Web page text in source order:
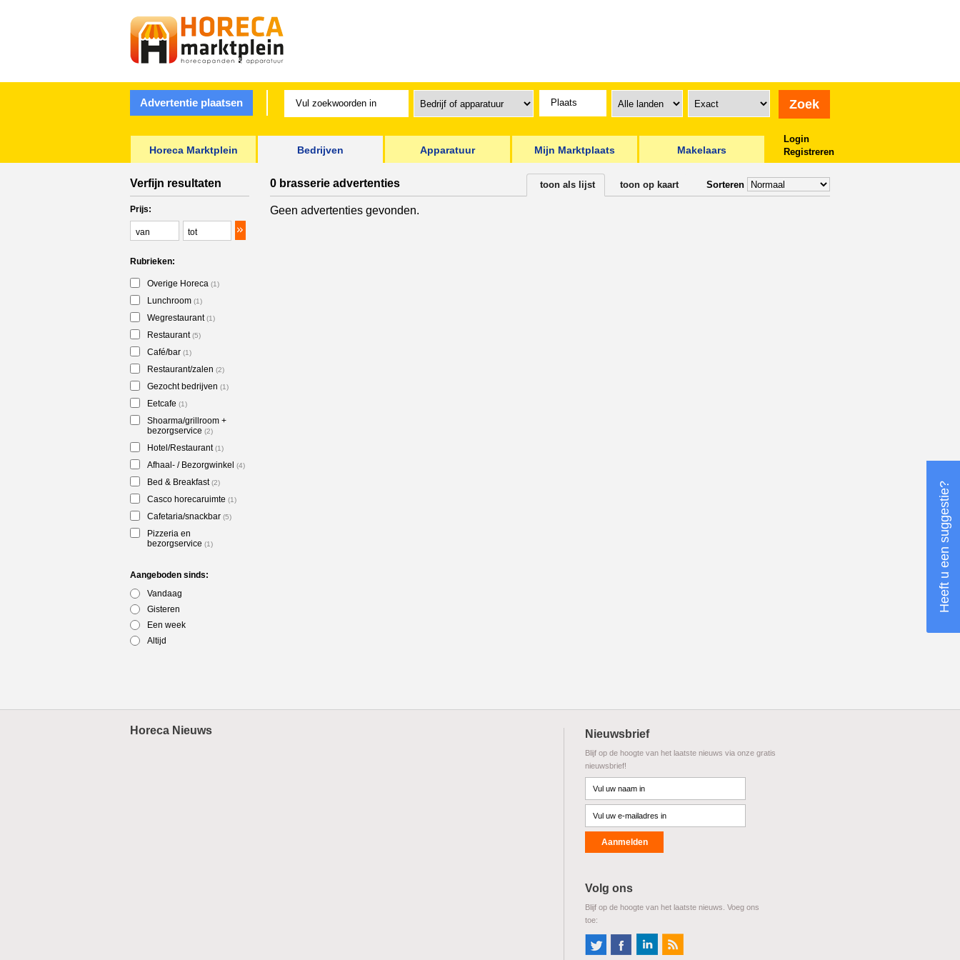
Advertentie plaatsen
Horeca Marktplein Bedrijven Apparatuur Mijn Marktplaats Makelaars
Login
Registreren
Verfijn resultaten
Prijs:
Rubrieken:
Overige Horeca (1)
Lunchroom (1)
Wegrestaurant(1)
Restaurant(5)
Café/bar (1)
Restaurant/zalen (2)
Gezocht bedrijven (1)
Eetcafe (1)
Shoarma/grillroom +
bezorgservice (2)
Hotel/Restaurant(1)
Afhaal- / Bezorgwinkel (4)
Bed & Breakfast(2)
Casco horecaruimte (1)
Cafetaria/snackbar (5)
Pizzeria en
bezorgservice (1)
Aangeboden sinds:
Vandaag
Gisteren
Een week
Altijd
0 brasserie advertenties Sorteren
toon als lijst toon op kaart
Geen advertenties gevonden.
Horeca Nieuws Nieuwsbrief
Blijf op de hoogte van het laatste nieuws via onze gratis
nieuwsbrief!
Volg ons
Blijf op de hoogte van het laatste nieuws. Voeg ons
toe:
Heeft u een suggestie?